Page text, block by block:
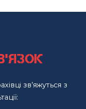
зв’яжуться з